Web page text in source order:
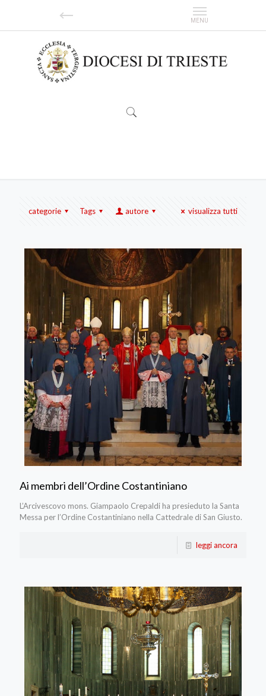
categorie Tags autore visualizza tutti
Ai membri dell’Ordine Costantiniano
L’Arcivescovo mons. Giampaolo Crepaldi ha presieduto la Santa
Messa per l’Ordine Costantiniano nella Cattedrale di San Giusto.
leggi ancora